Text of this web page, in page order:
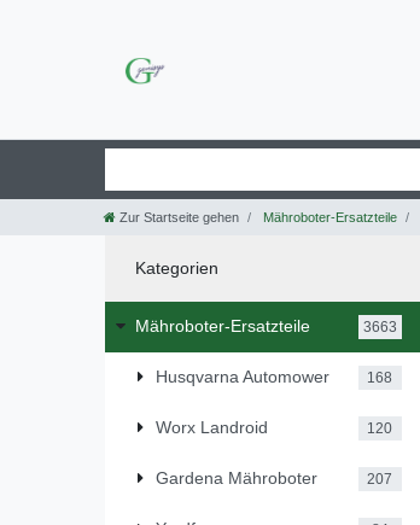
Zur Startseite gehen Mähroboter-Ersatzteile
Kategorien
Mähroboter-Ersatzteile 3663
Husqvarna Automower 168
Worx Landroid 120
Gardena Mähroboter 207